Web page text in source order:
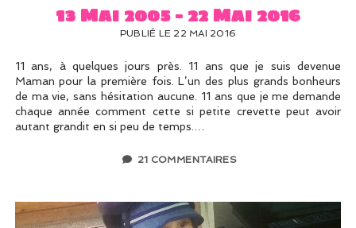
13 Mai 2005 – 22 Mai 2016
PUBLIÉ LE 22 MAI 2016
11 ans, à quelques jours près. 11 ans que je suis devenue
Maman pour la première fois. L’un des plus grands bonheurs
de ma vie, sans hésitation aucune. 11 ans que je me demande
chaque année comment cette si petite crevette peut avoir
autant grandit en si peu de temps.…
21 COMMENTAIRES